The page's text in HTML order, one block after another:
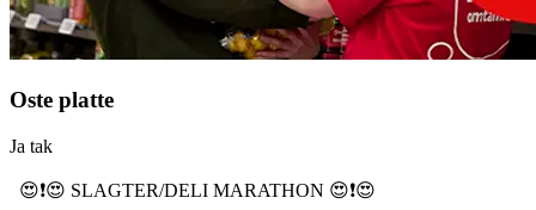
Oste platte
Ja tak
😍❗️😍 SLAGTER/DELI MARATHON 😍❗️😍